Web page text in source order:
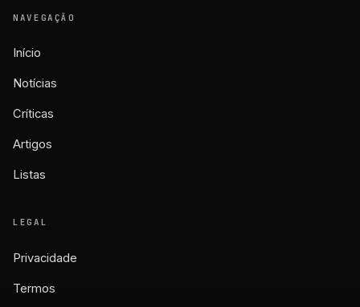
NAVEGAÇÃO
Início
Notícias
Críticas
Artigos
Listas
LEGAL
Privacidade
Termos